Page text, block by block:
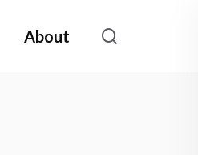
About